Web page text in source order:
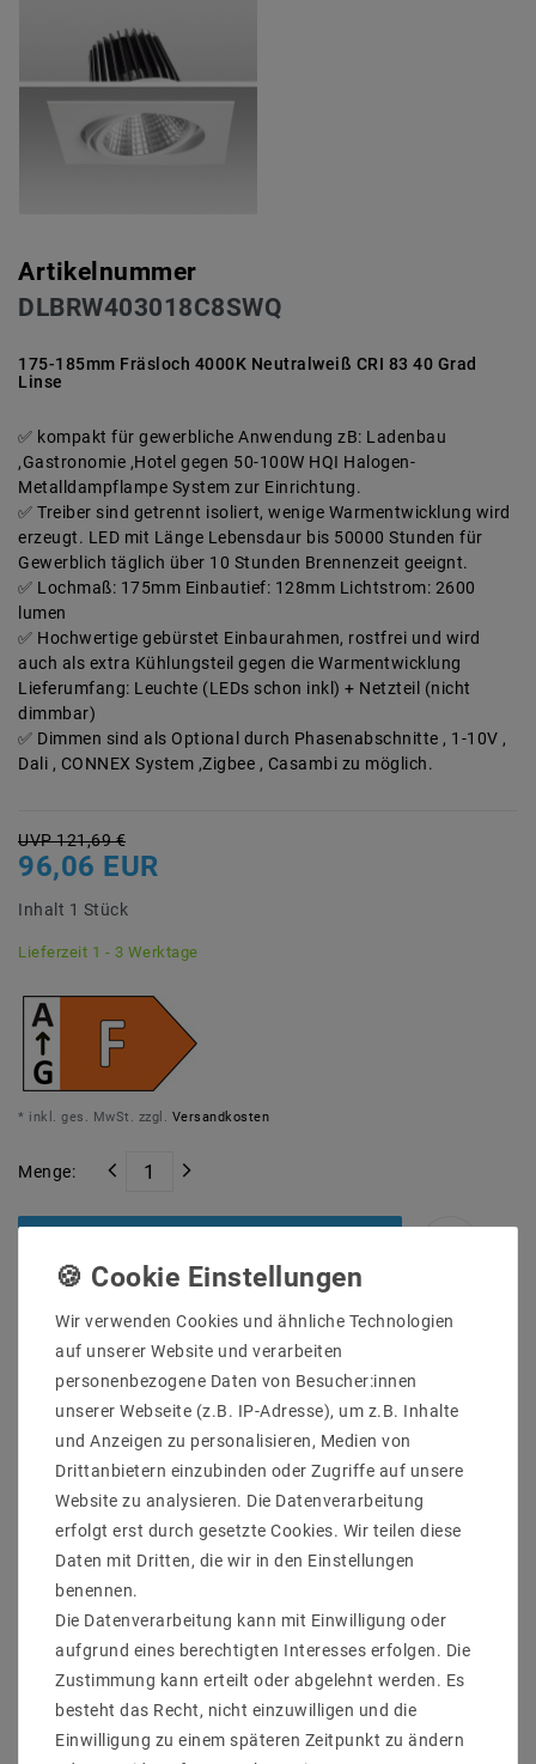
Artikelnummer
DLBRW403018C8SWQ
175-185mm Fräsloch 4000K Neutralweiß CRI 83 40 Grad
Linse
kompakt für gewerbliche Anwendung zB: Ladenbau
,Gastronomie ,Hotel gegen 50-100W HQI Halogen-
Metalldampflampe System zur Einrichtung.
Treiber sind getrennt isoliert, wenige Warmentwicklung wird
erzeugt. LED mit Länge Lebensdaur bis 50000 Stunden für
Gewerblich täglich über 10 Stunden Brennenzeit geeignt.
Lochmaß: 175mm Einbautief: 128mm Lichtstrom: 2600
lumen
Hochwertige gebürstet Einbaurahmen, rostfrei und wird
auch als extra Kühlungsteil gegen die Warmentwicklung
Lieferumfang: Leuchte (LEDs schon inkl) + Netzteil (nicht
dimmbar)
Dimmen sind als Optional durch Phasenabschnitte , 1-10V ,
Dali , CONNEX System ,Zigbee , Casambi zu möglich.
UVP 121,69 €
96,06 EUR
Inhalt 1 Stück
Lieferzeit 1 - 3 Werktage
* inkl. ges. MwSt. zzgl. Versandkosten
Menge:
Sicher
Schnelle
Kostenlose
0203-928-789-63
Beschreibung
Wir verwenden Cookies und ähnliche Technologien
auf unserer Website und verarbeiten
personenbezogene Daten von Besucher:innen
unserer Webseite (z.B. IP-Adresse), um z.B. Inhalte
und Anzeigen zu personalisieren, Medien von
Drittanbietern einzubinden oder Zugriffe auf unsere
Website zu analysieren. Die Datenverarbeitung
erfolgt erst durch gesetzte Cookies. Wir teilen diese
Daten mit Dritten, die wir in den Einstellungen
benennen.
Die Datenverarbeitung kann mit Einwilligung oder
aufgrund eines berechtigten Interesses erfolgen. Die
Zustimmung kann erteilt oder abgelehnt werden. Es
besteht das Recht, nicht einzuwilligen und die
Einwilligung zu einem späteren Zeitpunkt zu ändern